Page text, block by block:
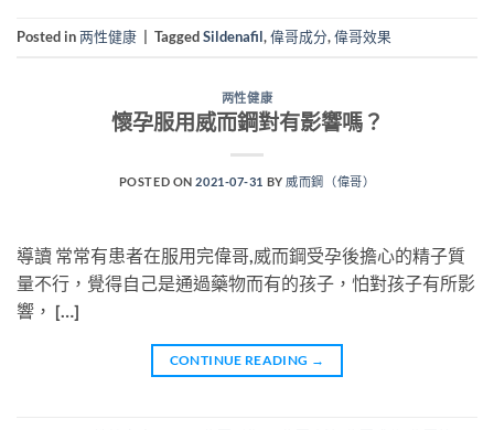
Posted in两性健康 TaggedSildenafil,偉哥成分,偉哥效果
两性健康
懷孕服用威而鋼對有影響嗎？
POSTED ON2021-07-31 BY 威而鋼（偉哥）
導讀 常常有患者在服用完偉哥,威而鋼受孕後擔心的精子質
量不行，覺得自己是通過藥物而有的孩子，怕對孩子有所影
響， […]
CONTINUE READING →